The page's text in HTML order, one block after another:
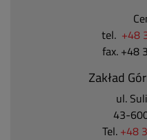
tel. +48
fax. +48
Zakład
ul.
43-
Tel. +48